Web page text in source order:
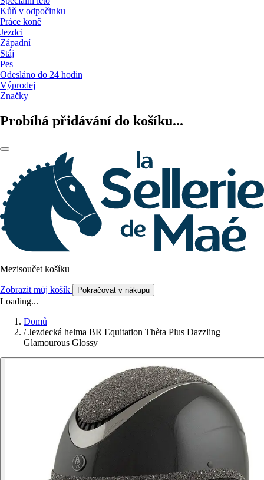
Kůň v odpočinku
Práce koně
Jezdci
Západní
Stáj
Pes
Odesláno do 24 hodin
Výprodej
Značky
Probíhá přidávání do košíku...
Mezisoučet košíku
Zobrazit můj košík Pokračovat v nákupu
Loading...
Domů
/ Jezdecká helma BR Equitation Thèta Plus Dazzling
Glamourous Glossy